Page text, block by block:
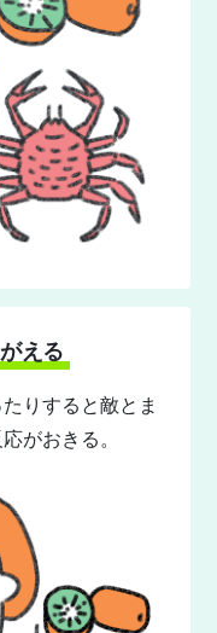
える
りすると敵とま
がおきる。